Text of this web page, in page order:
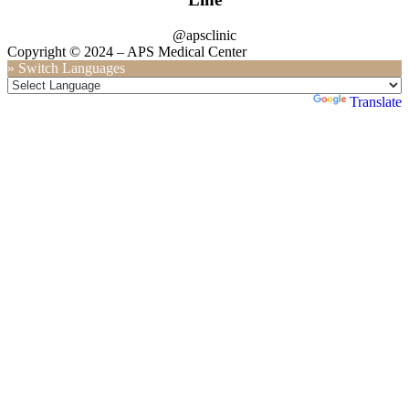
@apsclinic
Copyright © 2024 – APS Medical Center
» Switch Languages
Translate